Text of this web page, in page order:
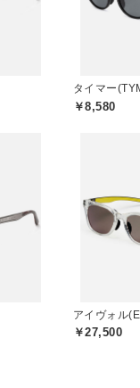
タイマー
￥8,580
アイヴォル
￥27,500